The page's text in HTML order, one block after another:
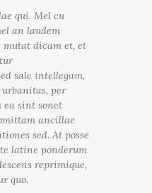
qui. Mel cu
an laudem
mutat dicam et, et
sale intellegam,
per
ea sint sonet
ancillae
sed. At posse
latine ponderum
reprimique,
quo.